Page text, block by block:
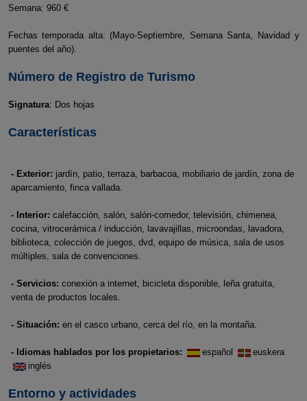
Semana: 960 €
Fechas temporada alta: (Mayo-Septiembre, Semana Santa, Navidad y
puentes del año).
Número de Registro de Turismo
Signatura: Dos hojas
Características
- Exterior: jardín, patio, terraza, barbacoa, mobiliario de jardín, zona de
aparcamiento, finca vallada.
- Interior: calefacción, salón, salón-comedor, televisión, chimenea,
cocina, vitrocerámica / inducción, lavavajillas, microondas, lavadora,
biblioteca, colección de juegos, dvd, equipo de música, sala de usos
múltiples, sala de convenciones.
- Servicios: conexión a internet, bicicleta disponible, leña gratuita,
venta de productos locales.
- Situación: en el casco urbano, cerca del río, en la montaña.
- Idiomas hablados por los propietarios: español
euskera
inglés
Entorno y actividades